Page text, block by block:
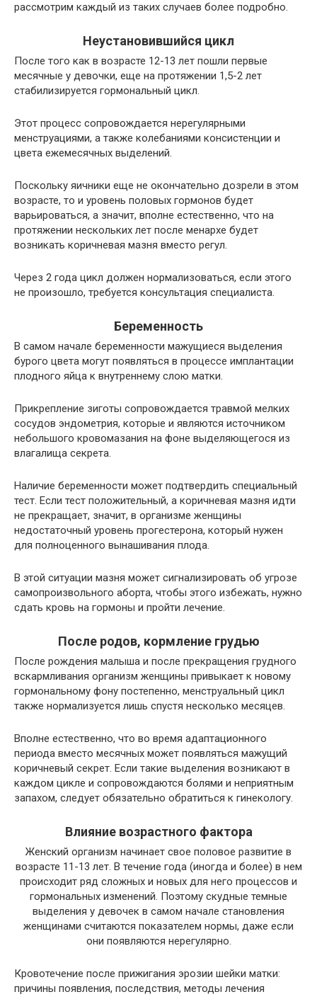
рассмотрим каждый из таких случаев более подробно.
Неустановившийся цикл
После того как в возрасте 12-13 лет пошли первые
месячные у девочки, еще на протяжении 1,5-2 лет
стабилизируется гормональный цикл.
Этот процесс сопровождается нерегулярными
менструациями, а также колебаниями консистенции и
цвета ежемесячных выделений.
Поскольку яичники еще не окончательно дозрели в этом
возрасте, то и уровень половых гормонов будет
варьироваться, а значит, вполне естественно, что на
протяжении нескольких лет после менархе будет
возникать коричневая мазня вместо регул.
Через 2 года цикл должен нормализоваться, если этого
не произошло, требуется консультация специалиста.
Беременность
В самом начале беременности мажущиеся выделения
бурого цвета могут появляться в процессе имплантации
плодного яйца к внутреннему слою матки.
Прикрепление зиготы сопровождается травмой мелких
сосудов эндометрия, которые и являются источником
небольшого кровомазания на фоне выделяющегося из
влагалища секрета.
Наличие беременности может подтвердить специальный
тест. Если тест положительный, а коричневая мазня идти
не прекращает, значит, в организме женщины
недостаточный уровень прогестерона, который нужен
для полноценного вынашивания плода.
В этой ситуации мазня может сигнализировать об угрозе
самопроизвольного аборта, чтобы этого избежать, нужно
сдать кровь на гормоны и пройти лечение.
После родов, кормление грудью
После рождения малыша и после прекращения грудного
вскармливания организм женщины привыкает к новому
гормональному фону постепенно, менструальный цикл
также нормализуется лишь спустя несколько месяцев.
Вполне естественно, что во время адаптационного
периода вместо месячных может появляться мажущий
коричневый секрет. Если такие выделения возникают в
каждом цикле и сопровождаются болями и неприятным
запахом, следует обязательно обратиться к гинекологу.
Влияние возрастного фактора
Женский организм начинает свое половое развитие в
возрасте 11-13 лет. В течение года (иногда и более) в нем
происходит ряд сложных и новых для него процессов и
гормональных изменений. Поэтому скудные темные
выделения у девочек в самом начале становления
женщинами считаются показателем нормы, даже если
они появляются нерегулярно.
Кровотечение после прижигания эрозии шейки матки:
причины появления, последствия, методы лечения